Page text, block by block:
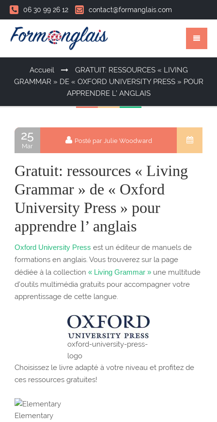
06 30 99 26 12 contact@formanglais.com
Accueil
GRATUIT: RESSOURCES « LIVING
GRAMMAR » DE « OXFORD UNIVERSITY PRESS » POUR
APPRENDRE L’ ANGLAIS
25
Mar
Posté par Julie Woodward
Gratuit: ressources « Living
Grammar » de « Oxford
University Press » pour
apprendre l’ anglais
Oxford University Press est un éditeur de manuels de
formations en anglais. Vous trouverez sur la page
dédiée à la collection « Living Grammar » une multitude
d’outils multimédia gratuits pour accompagner votre
apprentissage de cette langue.
oxford-university-press-
logo
Choisissez le livre adapté à votre niveau et profitez de
ces ressources gratuites!
Elementary